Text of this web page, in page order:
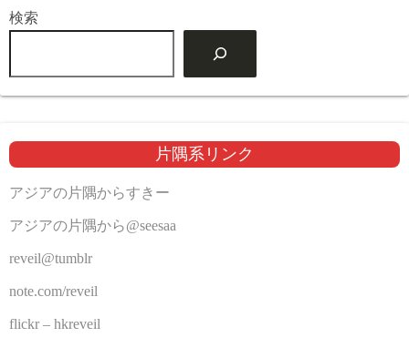
検索
片隅系リンク
アジアの片隅からすきー
アジアの片隅から@seesaa
reveil@tumblr
note.com/reveil
flickr – hkreveil